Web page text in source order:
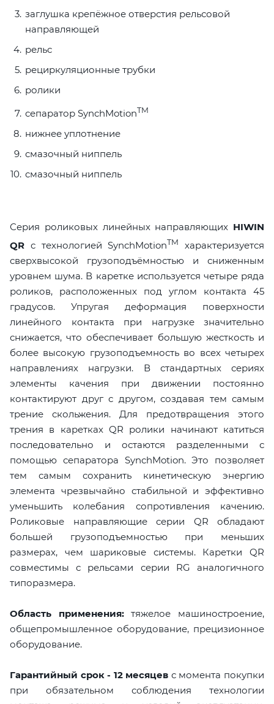
заглушка крепёжное отверстия рельсовой
направляющей
рельс
рециркуляционные трубки
ролики
сепаратор SynchMotionTM
нижнее уплотнение
смазочный ниппель
смазочный ниппель
Серия роликовых линейных направляющих HIWIN
QR с технологией SynchMotionTM
характеризуется
сверхвысокой грузоподъёмностью и сниженным
уровнем шума. В каретке используется четыре ряда
роликов, расположенных под углом контакта 45
градусов. Упругая деформация поверхности
линейного контакта при нагрузке значительно
снижается, что обеспечивает большую жесткость и
более высокую грузоподъемность во всех четырех
направлениях нагрузки. В стандартных сериях
элементы качения при движении постоянно
контактируют друг с другом, создавая тем самым
трение скольжения. Для предотвращения этого
трения в каретках QR ролики начинают катиться
последовательно и остаются разделенными с
помощью сепаратора SynchMotion. Это позволяет
тем самым сохранить кинетическую энергию
элемента чрезвычайно стабильной и эффективно
уменьшить колебания сопротивления качению.
Роликовые направляющие серии QR обладают
большей грузоподъемностью при меньших
размерах, чем шариковые системы. Каретки QR
совместимы с рельсами серии RG аналогичного
типоразмера.
Область применения:тяжелое машиностроение,
общепромышленное оборудование, прецизионное
оборудование.
Гарантийный срок - 12 месяцев с момента покупки
при обязательном соблюдения технологии